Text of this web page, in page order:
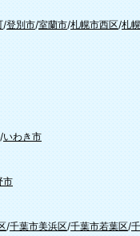
/登別市/室蘭市/札幌市西区/札
/いわき市
市
/千葉市美浜区/千葉市若葉区/